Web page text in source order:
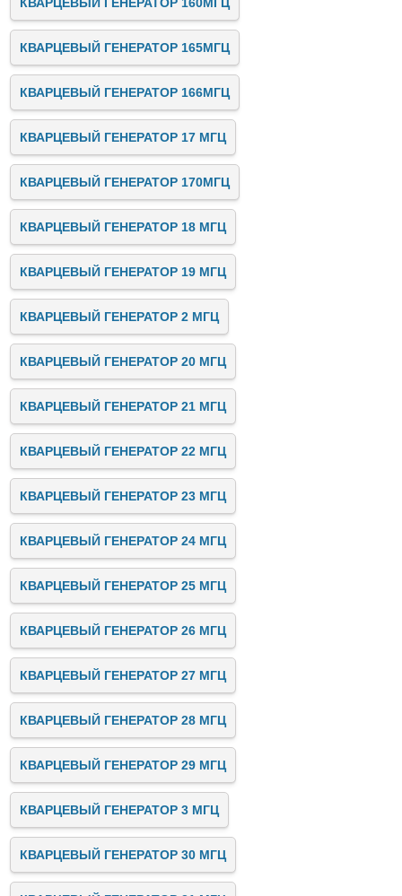
КВАРЦЕВЫЙ ГЕНЕРАТОР 165МГЦ
КВАРЦЕВЫЙ ГЕНЕРАТОР 166МГЦ
КВАРЦЕВЫЙ ГЕНЕРАТОР 17 МГЦ
КВАРЦЕВЫЙ ГЕНЕРАТОР 170МГЦ
КВАРЦЕВЫЙ ГЕНЕРАТОР 18 МГЦ
КВАРЦЕВЫЙ ГЕНЕРАТОР 19 МГЦ
КВАРЦЕВЫЙ ГЕНЕРАТОР 2 МГЦ
КВАРЦЕВЫЙ ГЕНЕРАТОР 20 МГЦ
КВАРЦЕВЫЙ ГЕНЕРАТОР 21 МГЦ
КВАРЦЕВЫЙ ГЕНЕРАТОР 22 МГЦ
КВАРЦЕВЫЙ ГЕНЕРАТОР 23 МГЦ
КВАРЦЕВЫЙ ГЕНЕРАТОР 24 МГЦ
КВАРЦЕВЫЙ ГЕНЕРАТОР 25 МГЦ
КВАРЦЕВЫЙ ГЕНЕРАТОР 26 МГЦ
КВАРЦЕВЫЙ ГЕНЕРАТОР 27 МГЦ
КВАРЦЕВЫЙ ГЕНЕРАТОР 28 МГЦ
КВАРЦЕВЫЙ ГЕНЕРАТОР 29 МГЦ
КВАРЦЕВЫЙ ГЕНЕРАТОР 3 МГЦ
КВАРЦЕВЫЙ ГЕНЕРАТОР 30 МГЦ